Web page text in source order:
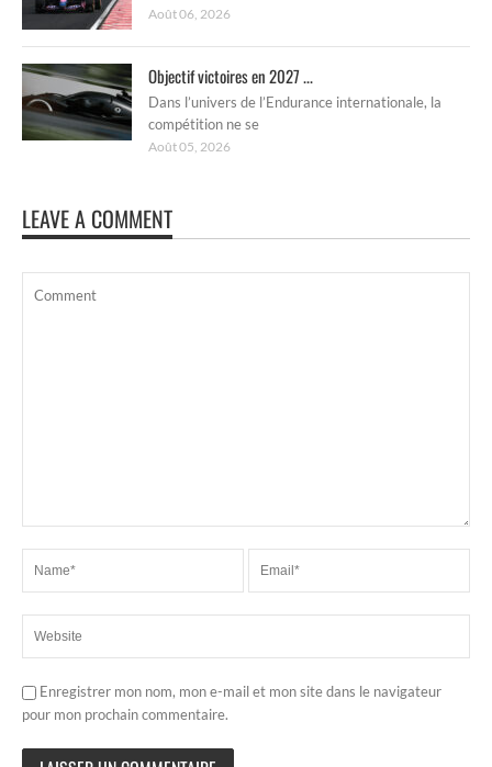
Août 06, 2026
Objectif victoires en 2027 ...
Dans l’univers de l’Endurance internationale, la
compétition ne se
Août 05, 2026
LEAVE A COMMENT
Enregistrer mon nom, mon e-mail et mon site dans le navigateur
pour mon prochain commentaire.